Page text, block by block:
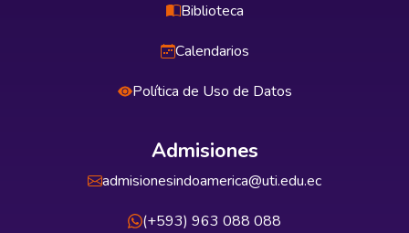
Biblioteca
Calendarios
Política de Uso de Datos
Admisiones
admisionesindoamerica@uti.edu.ec
(+593) 963 088 088